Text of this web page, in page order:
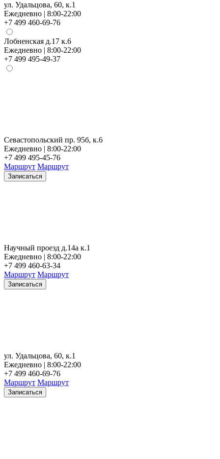
ул. Удальцова, 60, к.1
Ежедневно | 8:00-22:00
+7 499 460-69-76
Лобненская д.17 к.6
Ежедневно | 8:00-22:00
+7 499 495-49-37
Севастопольский пр. 95б, к.6
Ежедневно | 8:00-22:00
+7 499 495-45-76
Маршрут Маршрут
Записаться
Научный проезд д.14а к.1
Ежедневно | 8:00-22:00
+7 499 460-63-34
Маршрут Маршрут
Записаться
ул. Удальцова, 60, к.1
Ежедневно | 8:00-22:00
+7 499 460-69-76
Маршрут Маршрут
Записаться